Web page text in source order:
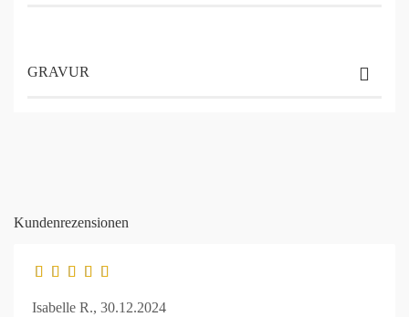
GRAVUR
Kundenrezensionen
Isabelle R., 30.12.2024